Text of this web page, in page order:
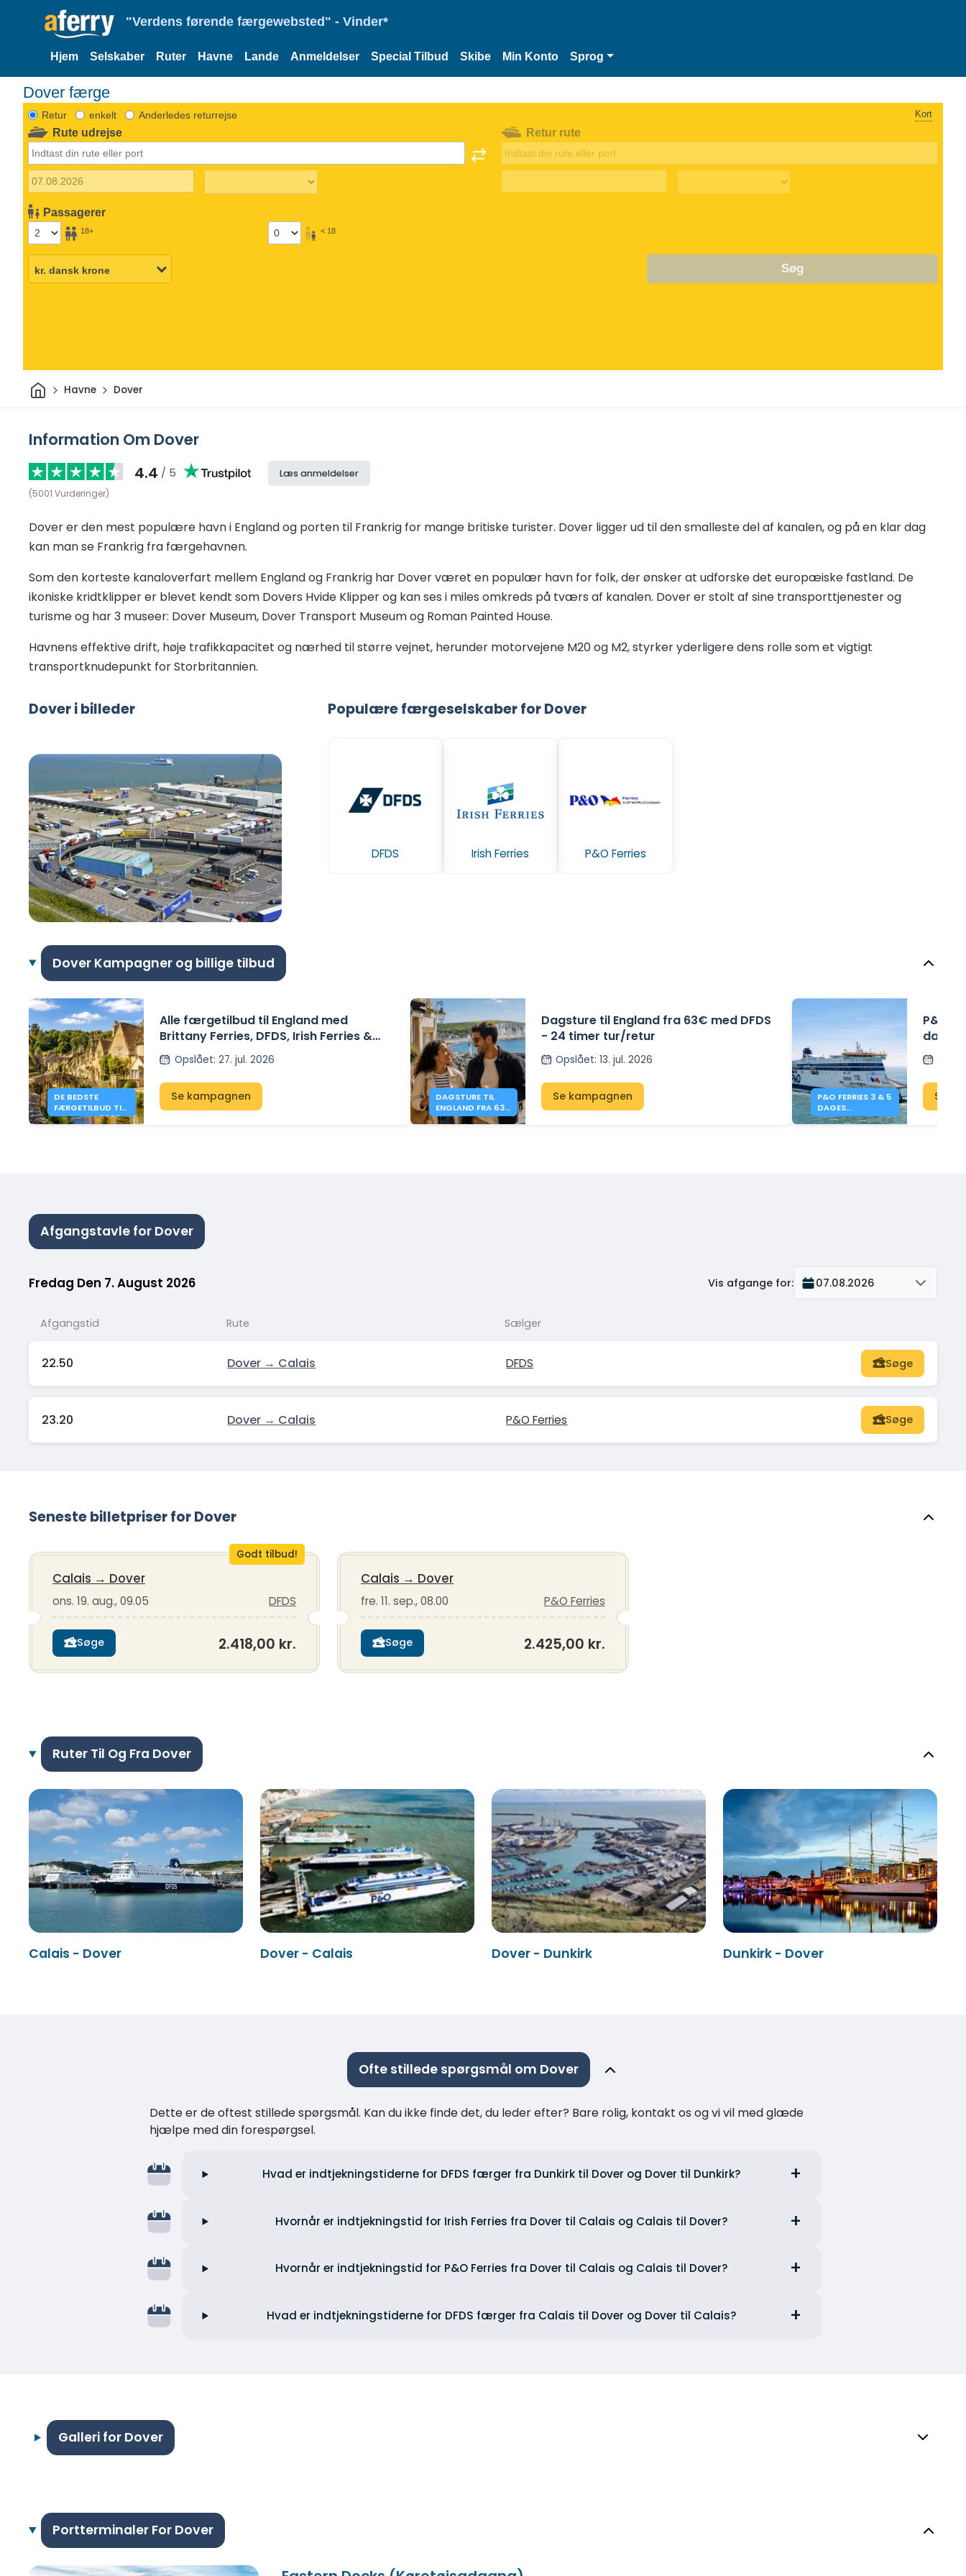
"Verdens førende færgewebsted" - Vinder*
Hjem Selskaber Ruter Havne Lande Anmeldelser Special Tilbud Skibe Min Konto Sprog
Dover færge
Retur enkelt Anderledes returrejse Kort
Rute udrejse
Passagerer
18+ < 18
Retur rute
Søg
HjemHavne Dover
Information Om Dover
4.4 / 5
(5001 Vurderinger)
Læs anmeldelser
Dover er den mest populære havn i England og porten til Frankrig for mange britiske turister. Dover ligger ud til den smalleste del af kanalen, og på en klar dag
kan man se Frankrig fra færgehavnen.
Som den korteste kanaloverfart mellem England og Frankrig har Dover været en populær havn for folk, der ønsker at udforske det europæiske fastland. De
ikoniske kridtklipper er blevet kendt som Dovers Hvide Klipper og kan ses i miles omkreds på tværs af kanalen. Dover er stolt af sine transporttjenester og
turisme og har 3 museer: Dover Museum, Dover Transport Museum og Roman Painted House.
Havnens effektive drift, høje trafikkapacitet og nærhed til større vejnet, herunder motorvejene M20 og M2, styrker yderligere dens rolle som et vigtigt
transportknudepunkt for Storbritannien.
Dover i billeder Populære færgeselskaber for Dover
DFDS Irish Ferries P&O Ferries
Dover Kampagner og billige tilbud
DE BEDSTE
FÆRGETILBUD TIL
ENGLAND I 2026
Alle færgetilbud til England med
Brittany Ferries, DFDS, Irish Ferries &
P&O Ferries – fra 41€
Opslået: 27. jul. 2026
Se kampagnen
DAGSTURE TIL
ENGLAND FRA 63
€ - DFDS
Dagsture til England fra 63€ med DFDS
- 24 timer tur/retur
Opslået:13. jul. 2026
Se kampagnen
P&O FERRIES 3 & 5
DAGES
SPECIALTILBUD
P&O
dages
Dover
Se
Afgangstavle for Dover
Fredag Den 7. August 2026 Vis afgange for: 07.08.2026
Afgangstid Rute Sælger
22.50 Dover → Calais DFDS Søge
23.20 Dover → Calais P&O Ferries Søge
Seneste billetpriser for Dover
Godt tilbud!
Calais → Dover
ons. 19. aug., 09.05 DFDS
Søge 2.418,00 kr.
Calais → Dover
fre. 11. sep., 08.00 P&O Ferries
Søge 2.425,00 kr.
Ruter Til Og Fra Dover
Calais - Dover Dover - Calais Dover - Dunkirk Dunkirk - Dover
Ofte stillede spørgsmål om Dover
Dette er de oftest stillede spørgsmål. Kan du ikke finde det, du leder efter? Bare rolig, kontakt os og vi vil med glæde
hjælpe med din forespørgsel.
Hvad er indtjekningstiderne for DFDS færger fra Dunkirk til Dover og Dover til Dunkirk?
Hvornår er indtjekningstid for Irish Ferries fra Dover til Calais og Calais til Dover?
Hvornår er indtjekningstid for P&O Ferries fra Dover til Calais og Calais til Dover?
Hvad er indtjekningstiderne for DFDS færger fra Calais til Dover og Dover til Calais?
Galleri for Dover
Portterminaler For Dover